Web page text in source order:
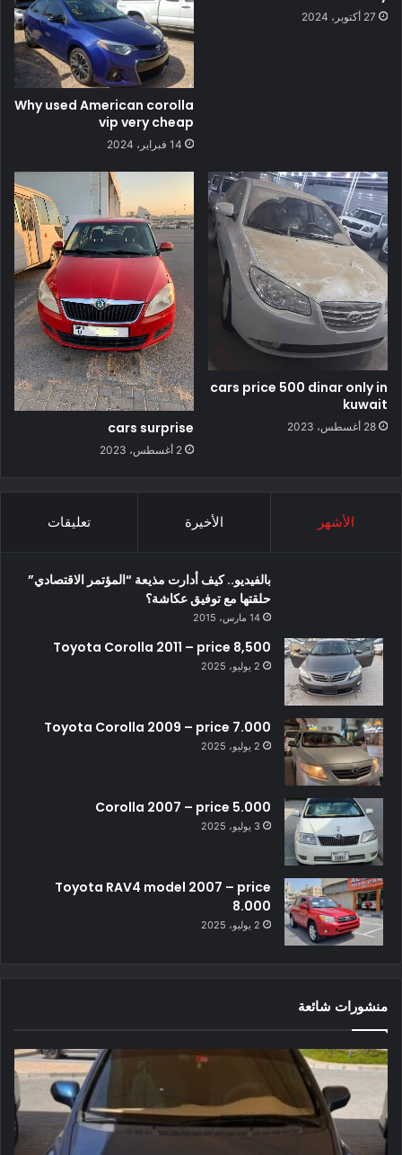
27 أكتوبر، 2024
Why used American corolla
vip very cheap
14 فبراير، 2024
cars price 500 dinar only in
kuwait
28 أغسطس، 2023 cars surprise
2 أغسطس، 2023
الأشهر الأخيرة تعليقات
بالفيديو.. كيف أدارت مذيعة “المؤتمر الاقتصادي”
حلقتها مع توفيق عكاشة؟
14 مارس، 2015
Toyota Corolla 2011 – price 8,500
2 يوليو، 2025
Toyota Corolla 2009 – price 7.000
2 يوليو، 2025
Corolla 2007 – price 5.000
3 يوليو، 2025
Toyota RAV4 model 2007 – price
8.000
2 يوليو، 2025
منشورات شائعة